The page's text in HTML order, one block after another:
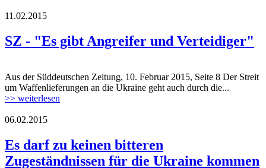
sz.jpg
11.02.2015
SZ - "Es gibt Angreifer und Verteidiger"
sz.jpg
Aus der Süddeutschen Zeitung, 10. Februar 2015, Seite 8 Der Streit
um Waffenlieferungen an die Ukraine geht auch durch die...
>> weiterlesen
ukraine_02.jpg
06.02.2015
Es darf zu keinen bitteren
Zugeständnissen für die Ukraine kommen